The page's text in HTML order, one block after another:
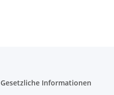
Gesetzliche Informationen